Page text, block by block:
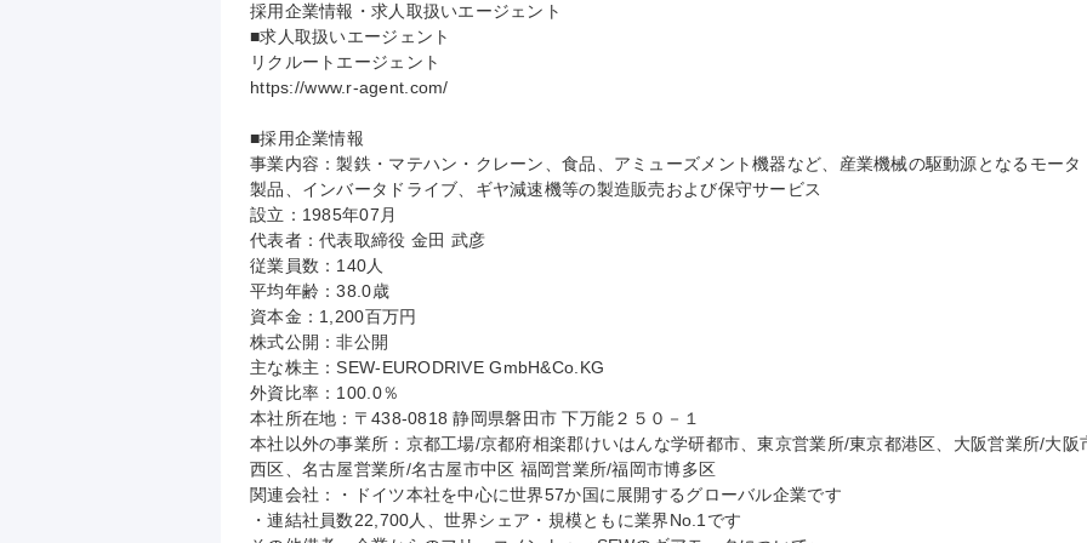
採用企業情報・求人取扱いエージェント
■求人取扱いエージェント
リクルートエージェント
https://www.r-agent.com/
■採用企業情報
事業内容：製鉄・マテハン・クレーン、食品、アミューズメント機器など、産業機械の駆動源となるモータ
製品、インバータドライブ、ギヤ減速機等の製造販売および保守サービス
設立：1985年07月
代表者：代表取締役 金田 武彦
従業員数：140人
平均年齢：38.0歳
資本金：1,200百万円
株式公開：非公開
主な株主：SEW-EURODRIVE GmbH&Co.KG
外資比率：100.0％
本社所在地：〒438-0818 静岡県磐田市 下万能２５０－１
本社以外の事業所：京都工場/京都府相楽郡けいはんな学研都市、東京営業所/東京都港区、大阪営業所/大阪
西区、名古屋営業所/名古屋市中区 福岡営業所/福岡市博多区
関連会社：・ドイツ本社を中心に世界57か国に展開するグローバル企業です
・連結社員数22,700人、世界シェア・規模ともに業界No.1です